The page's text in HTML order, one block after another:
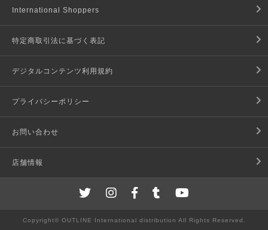
International Shoppers
特定商取引法に基づく表記
デジタルコンテンツ利用規約
プライバシーポリシー
お問い合わせ
店舗情報
Copyright© OUTLINE International distribution All Rights Reserved.